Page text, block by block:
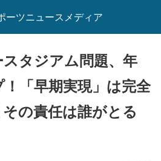
ーツニュースメディア
タジアム問題、年
「早期実現」は完全
の責任は誰がとる